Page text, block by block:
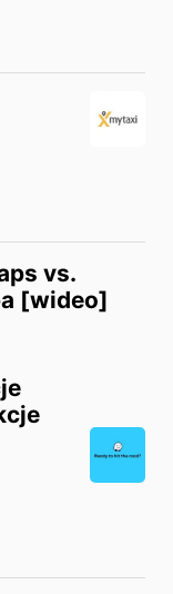
vs.
[wideo]